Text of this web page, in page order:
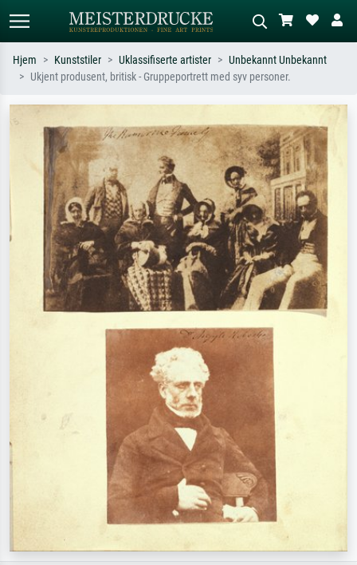
eksempel Monet, Stjernenatt,
impresjonisme, Hokusai-bølgen, akt.
eng, abstrakt med mye rødt, mørkt
oljemaleri, stående akt ved et tre.
Hjem Kunststiler Uklassifiserte artister
Unbekannt Unbekannt
Ukjent produsent, britisk - Gruppeportrett med syv personer.